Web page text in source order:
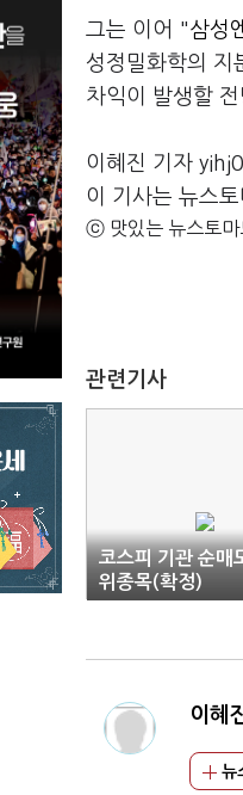
그는 이어 "삼성
성정밀화학의
차익이 발생할
이혜진 기자
이 기사는 뉴스
ⓒ 맛있는 뉴스토마
관련기사
코스피 기관 순매
위종목(확정)
이혜
뉴